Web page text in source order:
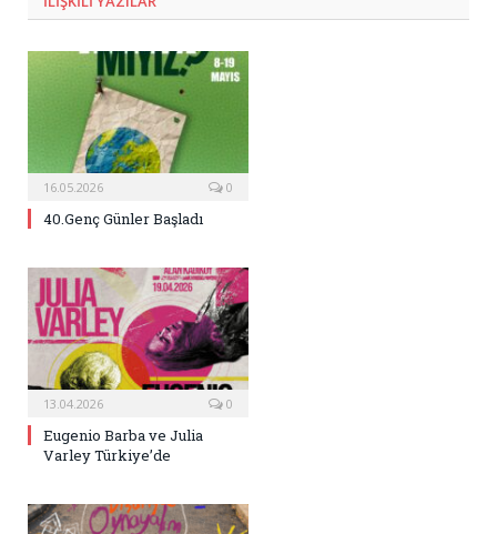
16.05.2026 0
40.Genç Günler Başladı
13.04.2026 0
Eugenio Barba ve Julia
Varley Türkiye’de